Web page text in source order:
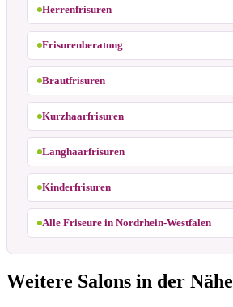
Herrenfrisuren
Frisurenberatung
Brautfrisuren
Kurzhaarfrisuren
Langhaarfrisuren
Kinderfrisuren
Alle Friseure in Nordrhein-Westfalen
Weitere Salons in der Nähe